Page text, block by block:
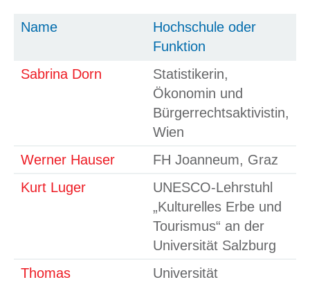
Name
Hochschule oder
Funktion
Sabrina Dorn
Statistikerin,
Ökonomin und
Bürgerrechtsaktivistin,
Wien
Werner Hauser
FH Joanneum, Graz
Kurt Luger
UNESCO-Lehrstuhl
„Kulturelles Erbe und
Tourismus“ an der
Universität Salzburg
Thomas
Universität